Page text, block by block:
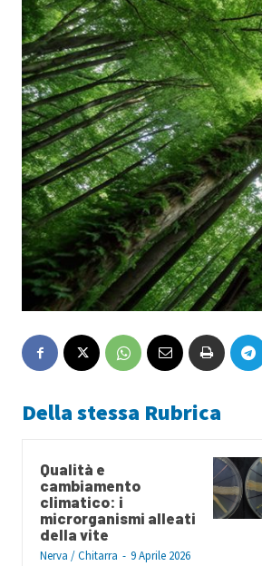
Della stessa Rubrica
Qualità e
cambiamento
climatico: i
microrganismi alleati
della vite
Nerva / Chitarra - 9 Aprile 2026